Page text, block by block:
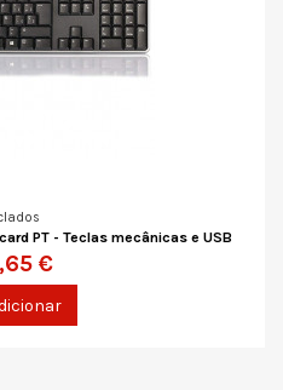
PT - Teclas mecânicas e USB
€